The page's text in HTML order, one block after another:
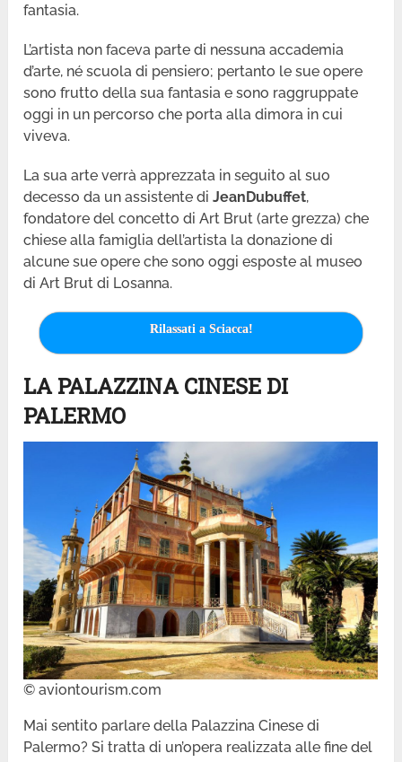
fantasia.
L’artista non faceva parte di nessuna accademia
d’arte, né scuola di pensiero; pertanto le sue opere
sono frutto della sua fantasia e sono raggruppate
oggi in un percorso che porta alla dimora in cui
viveva.
La sua arte verrà apprezzata in seguito al suo
decesso da un assistente diJean Dubuffet,
fondatore del concetto di Art Brut (arte grezza) che
chiese alla famiglia dell’artista la donazione di
alcune sue opere che sono oggi esposte al museo
di Art Brut di Losanna.
Rilassati a Sciacca!
LA PALAZZINA CINESE DI
PALERMO
© aviontourism.com
Mai sentito parlare della Palazzina Cinese di
Palermo? Si tratta di un’opera realizzata alle fine del